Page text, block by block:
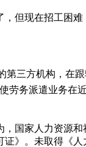
但现在招工困
第三方机构，在
劳务派遣业务在
国家人力资源
》。未取得《